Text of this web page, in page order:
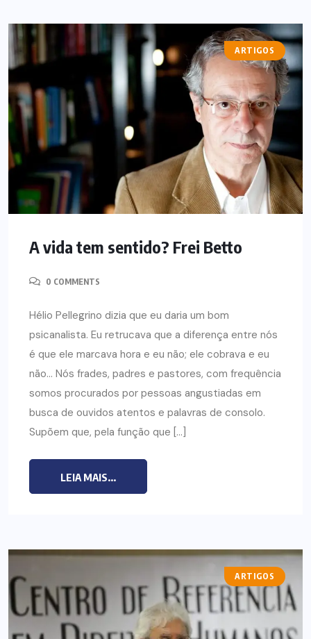
ARTIGOS
A vida tem sentido? Frei Betto
0 COMMENTS
Hélio Pellegrino dizia que eu daria um bom
psicanalista. Eu retrucava que a diferença entre nós
é que ele marcava hora e eu não; ele cobrava e eu
não… Nós frades, padres e pastores, com frequência
somos procurados por pessoas angustiadas em
busca de ouvidos atentos e palavras de consolo.
Supõem que, pela função que […]
LEIA MAIS...
ARTIGOS